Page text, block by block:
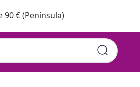
€ (Península)